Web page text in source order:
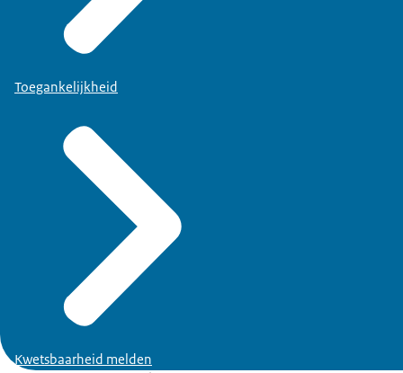
Toegankelijkheid
Kwetsbaarheid melden